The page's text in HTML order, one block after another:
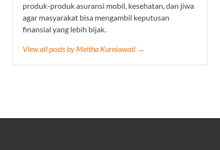
produk-produk asuransi mobil, kesehatan, dan jiwa
agar masyarakat bisa mengambil keputusan
finansial yang lebih bijak.
View all posts by Meitha Kurniawati →